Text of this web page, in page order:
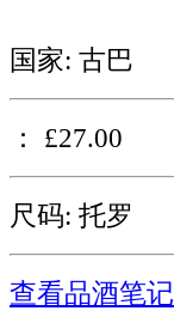
国家: 古巴
： £27.00
尺码: 托罗
查看品酒笔记